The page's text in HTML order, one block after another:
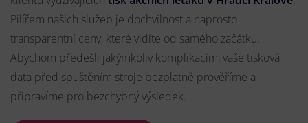
Pilířem našich služeb je dochvilnost a naprosto
transparentní ceny, které vidíte od samého začátku.
Abychom předešli jakýmkoliv komplikacím, vaše tisková
data před spuštěním stroje bezplatně prověříme a
připravíme pro bezchybný výsledek.